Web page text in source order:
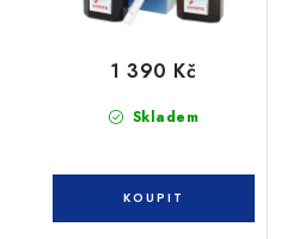
Skladem
1 390 Kč